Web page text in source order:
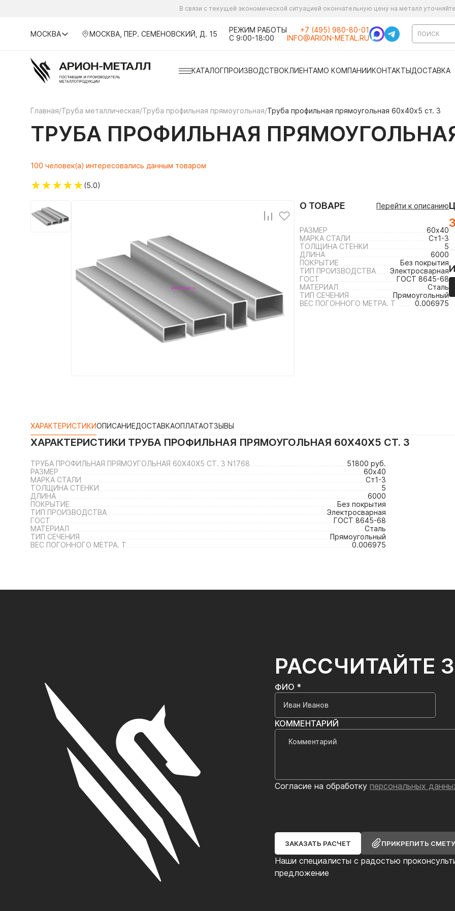
В связи с текущей экономической ситуацией окончательную цену на металл
МОСКВА МОСКВА, ПЕР. СЕМЁНОВСКИЙ, Д. 15
РЕЖИМ РАБОТЫ
С 9:00-18:00
+7 (495) 980-80-01
INFO@ARION-METAL.RU
КАТАЛОГПРОИЗВОДСТВОКЛИЕНТАМО КОМПАНИИКОНТАКТЫДОСТАВКА
Главная/Труба металлическая/Труба профильная прямоугольная/Труба профильная прямоугольная 60х40х5 ст. 3
ТРУБА ПРОФИЛЬНАЯ
100 человек(а) интересовались данным товаром
★★★★★(5.0)
О ТОВАРЕ Перейти к описанию
РАЗМЕР
60х40
МАРКА СТАЛИ
Ст1-3
ТОЛЩИНА СТЕНКИ
5
ДЛИНА
6000
ПОКРЫТИЕ
Без покрытия
ТИП ПРОИЗВОДСТВА
Электросварная
ГОСТ
ГОСТ 8645-68
МАТЕРИАЛ
Сталь
ТИП СЕЧЕНИЯ
Прямоугольный
ВЕС ПОГОННОГО МЕТРА. Т
0.006975
ХАРАКТЕРИСТИКИОПИСАНИЕДОСТАВКАОПЛАТАОТЗЫВЫ
ХАРАКТЕРИСТИКИ ТРУБА ПРОФИЛЬНАЯ ПРЯМОУГОЛЬНАЯ 60Х40Х5 СТ. 3
ТРУБА ПРОФИЛЬНАЯ ПРЯМОУГОЛЬНАЯ 60Х40Х5 СТ. 3 N1768
51800 руб.
РАЗМЕР
60х40
МАРКА СТАЛИ
Ст1-3
ТОЛЩИНА СТЕНКИ
5
ДЛИНА
6000
ПОКРЫТИЕ
Без покрытия
ТИП ПРОИЗВОДСТВА
Электросварная
ГОСТ
ГОСТ 8645-68
МАТЕРИАЛ
Сталь
ТИП СЕЧЕНИЯ
Прямоугольный
ВЕС ПОГОННОГО МЕТРА. Т
0.006975
РАССЧИТАЙТЕ
Наши специалисты с радостью
предложение
ФИО *
КОММЕНТАРИЙ
Согласие на обработку персональных
ЗАКАЗАТЬ РАСЧЕТ ПРИКРЕПИТЬ СМЕТУ